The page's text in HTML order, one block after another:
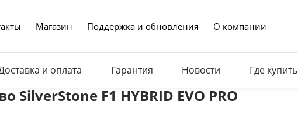
Магазин Поддержка и обновления О компании
и оплата Гарантия Новости Где купить
SilverStone F1 HYBRID EVO PRO